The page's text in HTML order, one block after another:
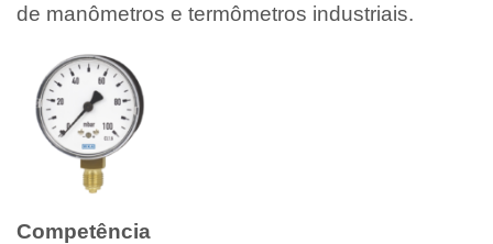
de manômetros e termômetros industriais.
Competência